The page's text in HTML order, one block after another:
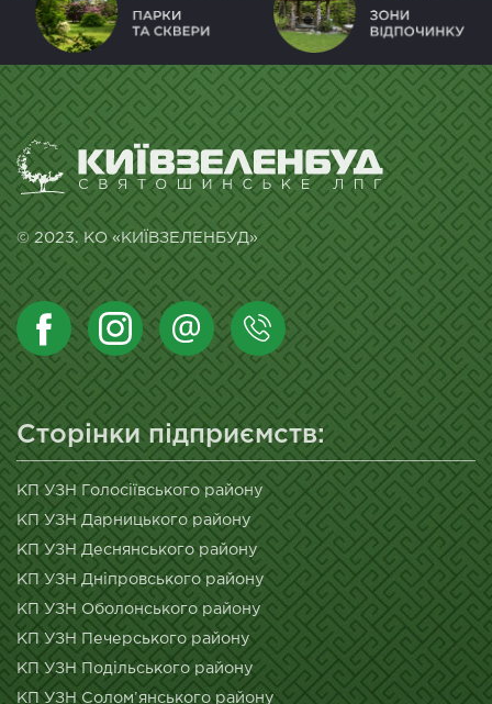
© 2023. КО «КИЇВЗЕЛЕНБУД»
Сторінки підприємств:
КП УЗН Голосіївського району
КП УЗН Дарницького району
КП УЗН Деснянського району
КП УЗН Дніпровського району
КП УЗН Оболонського району
КП УЗН Печерського району
КП УЗН Подільського району
КП УЗН Солом’янського району